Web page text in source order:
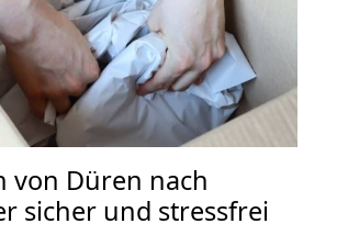
von Düren nach
sicher und stressfrei